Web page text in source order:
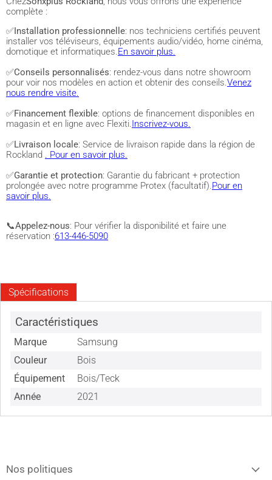
complète :
✅Installation professionnelle: nos techniciens certifiés peuvent
installer vos téléviseurs, équipements audio/vidéo, home cinéma,
domotique et informatiques.En savoir plus.
✅Conseils personnalisés: rendez-vous dans notre showroom
pour voir nos modèles en action et obtenir des conseils.Venez
nous rendre visite.
✅Financement flexible: options de financement disponibles en
magasin et en ligne avec Flexiti.Inscrivez-vous.
✅Livraison locale: Service de livraison rapide dans la région de
Rockland . Pour en savoir plus.
✅Garantie et protection: Garantie du fabricant + protection
prolongée avec notre programme Protex (facultatif).Pour en
savoir plus.
📞Appelez-nous: Pour vérifier la disponibilité et faire une
réservation :613-446-5090
Spécifications
Caractéristiques
Marque
Samsung
Couleur
Bois
Équipement
Bois/Teck
Année
2021
Nos politiques